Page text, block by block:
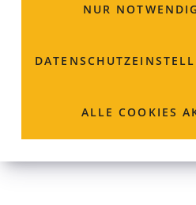
NUR
ALLE COOKIES